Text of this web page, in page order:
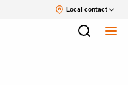
Local contact